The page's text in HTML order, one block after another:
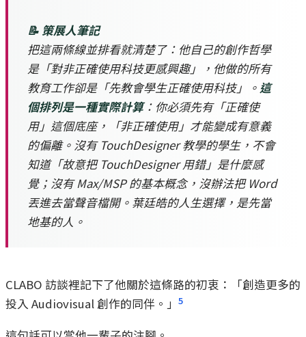
📝 策展人筆記
把這兩條線並排看就清楚了：他自己的創作哲學
是「對非正確使用科技更感興趣」，他做的所有
教育工作卻是「先教會學生正確使用科技」。 這
個排列是一種實際計算：你必須先有「正確使
用」這個底座，「非正確使用」才能變成有意義
的偏離。沒有 TouchDesigner 教學的學生，不會
知道「故意把 TouchDesigner 用錯」是什麼感
覺；沒有 Max/MSP 的基本概念，沒辦法把 Word
丟進去當聲音檔開。葉廷皓的人生選擇，是先當
地基的人。
CLABO 訪談裡記下了他關於這條路的初衷：「創造更多的
投入 Audiovisual 創作的同伴。」 5